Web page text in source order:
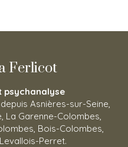
Ferlicot
psychanalyse
Asnières-sur-Seine,
La Garenne-Colombes,
Bois-Colombes,
Perret.